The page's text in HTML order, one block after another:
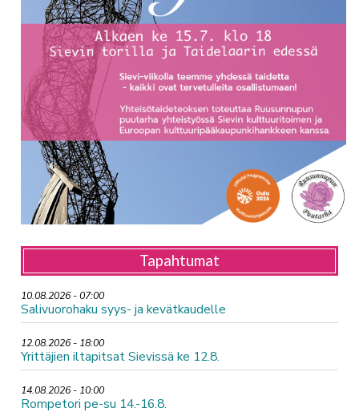
Tapahtumat
10.08.2026 - 07:00
Salivuorohaku syys- ja kevätkaudelle
12.08.2026 - 18:00
Yrittäjien iltapitsat Sievissä ke 12.8.
14.08.2026 - 10:00
Rompetori pe-su 14.-16.8.